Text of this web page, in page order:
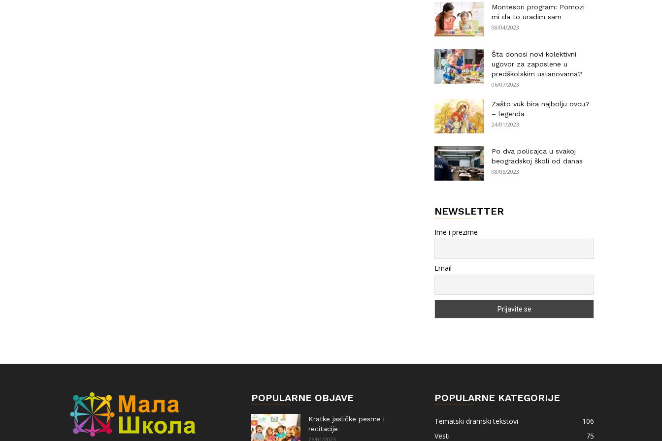
Montesori program: Pomozi
mi da to uradim sam
08/04/2023
Šta donosi novi kolektivni
ugovor za zaposlene u
predškolskim ustanovama?
06/07/2023
Zašto vuk bira najbolju ovcu?
– legenda
24/01/2023
Po dva policajca u svakoj
beogradskoj školi od danas
08/05/2023
NEWSLETTER
Ime i prezime
Email
POPULARNE OBJAVE
Kratke jasličke pesme i
recitacije
26/01/2023
POPULARNE KATEGORIJE
Tematski dramski tekstovi
106
Vesti
75